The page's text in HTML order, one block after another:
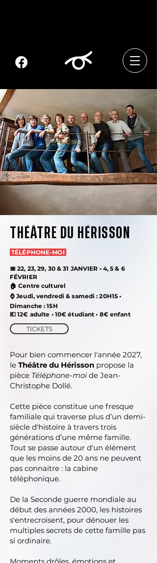
THÉÂTRE DU HÉRISSON
TÉLÉPHONE-MOI
📅 22, 23, 29, 30 & 31 JANVIER • 4, 5 & 6
FÉVRIER
🏠 Centre culturel
⌚ Jeudi, vendredi & samedi :20H15 •
Dimanche : 15H
💶 12€ adulte • 10€ étudiant • 8€ enfant
TICKETS
Pour bien commencer l'année 2027,
le Théâtre du Hérisson propose la
pièce Téléphone-moi de Jean-
Christophe Dollé.
Cette pièce constitue une fresque
familiale qui traverse plus d’un demi-
siècle d'histoire à travers trois
générations d’une même famille.
Tout se passe autour d'un élément
que les moins de 20 ans ne peuvent
pas connaitre : la cabine
téléphonique.
De la Seconde guerre mondiale au
début des années 2000, les histoires
s'entrecroisent, pour dénouer les
multiples secrets de cette famille pas
si ordinaire.